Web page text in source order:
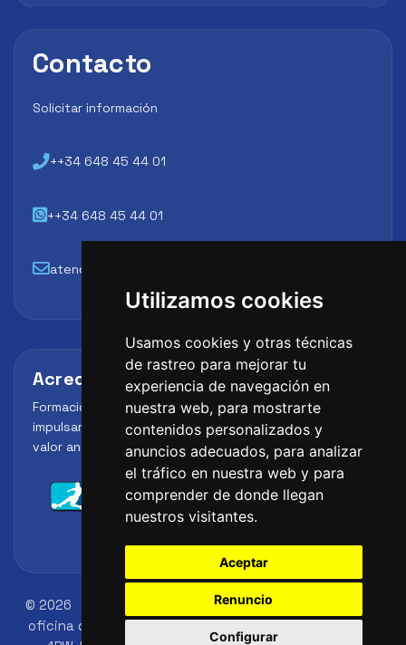
Utilizamos cookies
Usamos cookies y otras técnicas
de rastreo para mejorar tu
experiencia de navegación en
nuestra web, para mostrarte
contenidos personalizados y
anuncios adecuados, para analizar
el tráfico en nuestra web y para
comprender de donde llegan
nuestros visitantes.
Aceptar
Renuncio
Configurar
Contacto
Solicitar información
++34 648 45 44 01
++34 648 45 44 01
atencion@futbollab.com
Acreditaciones y alianzas
Formación, metodología y reconocimiento para
impulsar el perfil profesional del alumno y reforzar su
valor ante clubes, academias y entidades deportivas.
© 2026 FutbolLab Spain Soccer Academy
oficina de registro: 145 - 147 St John St, London, EC1V